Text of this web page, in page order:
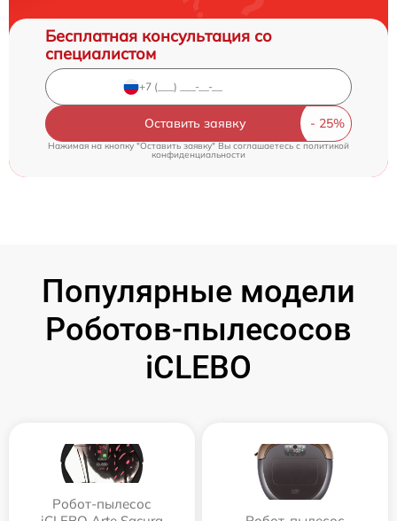
Бесплатная консультация со
специалистом
Оставить заявку
Нажимая на кнопку "Оставить заявку" Вы соглашаетесь cполитикой
конфиденциальности
Популярные модели
Роботов-пылесосов
iCLEBO
Робот-пылесос